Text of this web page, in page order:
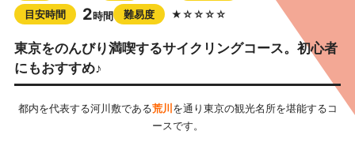
目安時間
2時間 難易度 ★☆☆☆☆
東京をのんびり満喫するサイクリングコース。初心者
にもおすすめ♪
都内を代表する河川敷である荒川 を通り東京の観光名所を堪能するコ
ースです。